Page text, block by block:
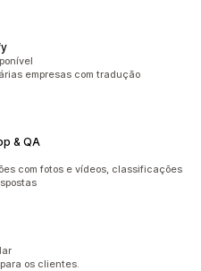
empresas com tradução
& QA
com fotos e vídeos, classificações
os clientes.